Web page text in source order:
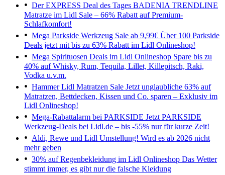
Der EXPRESS Deal des Tages BADENIA TRENDLINE
Matratze im Lidl Sale – 66% Rabatt auf Premium-
Schlafkomfort!
Mega Parkside Werkzeug Sale ab 9,99€ Über 100 Parkside
Deals jetzt mit bis zu 63% Rabatt im Lidl Onlineshop!
Mega Spirituosen Deals im Lidl Onlineshop Spare bis zu
40% auf Whisky, Rum, Tequila, Lillet, Killepitsch, Raki,
Vodka u.v.m.
Hammer Lidl Matratzen Sale Jetzt unglaubliche 63% auf
Matratzen, Bettdecken, Kissen und Co. sparen – Exklusiv im
Lidl Onlineshop!
Mega-Rabattalarm bei PARKSIDE Jetzt PARKSIDE
Werkzeug-Deals bei Lidl.de – bis -55% nur für kurze Zeit!
Aldi, Rewe und Lidl Umstellung! Wird es ab 2026 nicht
mehr geben
30% auf Regenbekleidung im Lidl Onlineshop Das Wetter
stimmt immer, es gibt nur die falsche Kleidung